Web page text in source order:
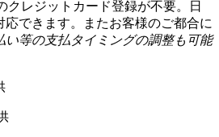
クレジットカード登録が不要。日
できます。またお客様のご都合に
い等の支払タイミングの調整も可能